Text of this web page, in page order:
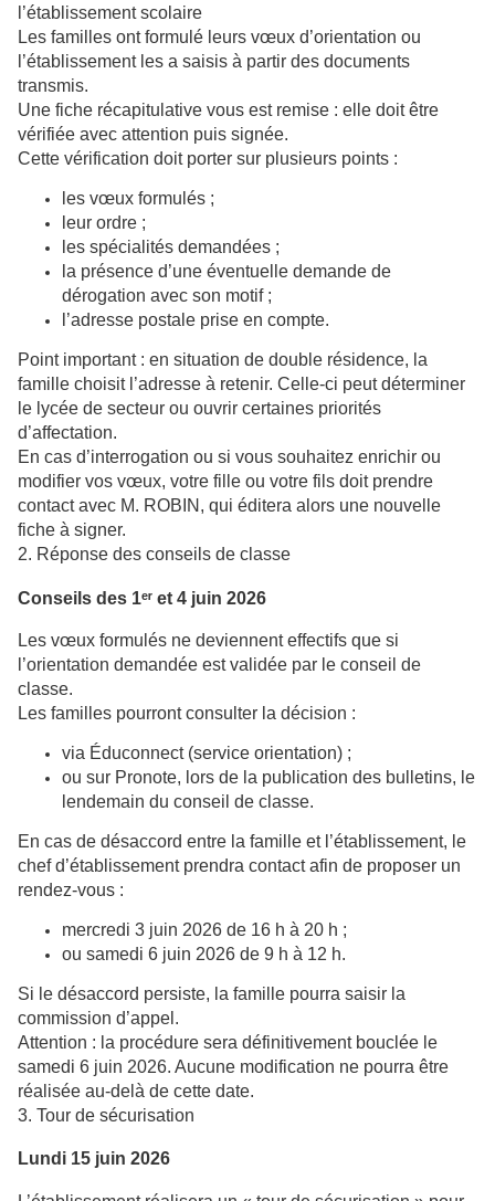
l’établissement scolaire
Les familles ont formulé leurs vœux d’orientation ou
l’établissement les a saisis à partir des documents
transmis.
Une fiche récapitulative vous est remise : elle doit être
vérifiée avec attention puis signée.
Cette vérification doit porter sur plusieurs points :
les vœux formulés ;
leur ordre ;
les spécialités demandées ;
la présence d’une éventuelle demande de
dérogation avec son motif ;
l’adresse postale prise en compte.
Point important : en situation de double résidence, la
famille choisit l’adresse à retenir. Celle-ci peut déterminer
le lycée de secteur ou ouvrir certaines priorités
d’affectation.
En cas d’interrogation ou si vous souhaitez enrichir ou
modifier vos vœux, votre fille ou votre fils doit prendre
contact avec M. ROBIN, qui éditera alors une nouvelle
fiche à signer.
2. Réponse des conseils de classe
Conseils des 1ᵉʳ et 4 juin 2026
Les vœux formulés ne deviennent effectifs que si
l’orientation demandée est validée par le conseil de
classe.
Les familles pourront consulter la décision :
via Éduconnect (service orientation) ;
ou sur Pronote, lors de la publication des bulletins, le
lendemain du conseil de classe.
En cas de désaccord entre la famille et l’établissement, le
chef d’établissement prendra contact afin de proposer un
rendez-vous :
mercredi 3 juin 2026 de 16 h à 20 h ;
ou samedi 6 juin 2026 de 9 h à 12 h.
Si le désaccord persiste, la famille pourra saisir la
commission d’appel.
Attention : la procédure sera définitivement bouclée le
samedi 6 juin 2026. Aucune modification ne pourra être
réalisée au-delà de cette date.
3. Tour de sécurisation
Lundi 15 juin 2026